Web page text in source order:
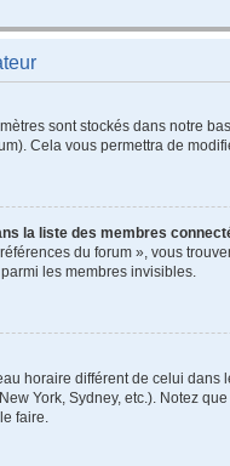
sont stockés dans notre
Cela vous permettra de
la liste des membres
du forum », vous
les membres invisibles.
horaire différent de celui dans
York, Sydney, etc.). Notez
faire.